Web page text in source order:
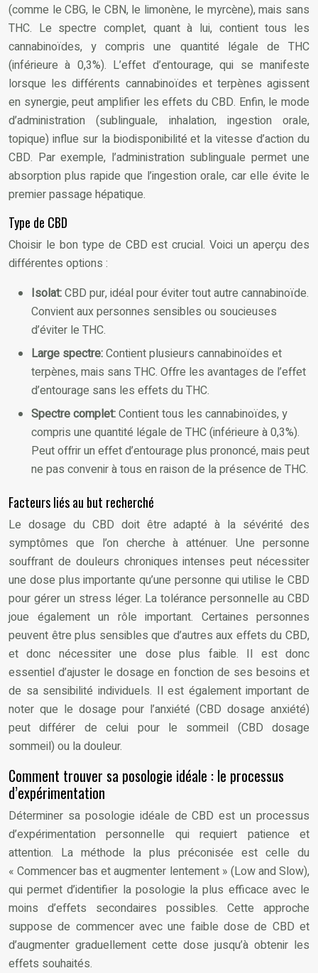
(comme le CBG, le CBN, le limonène, le myrcène), mais sans
THC. Le spectre complet, quant à lui, contient tous les
cannabinoïdes, y compris une quantité légale de THC
(inférieure à 0,3%). L’effet d’entourage, qui se manifeste
lorsque les différents cannabinoïdes et terpènes agissent
en synergie, peut amplifier les effets du CBD. Enfin, le mode
d’administration (sublinguale, inhalation, ingestion orale,
topique) influe sur la biodisponibilité et la vitesse d’action du
CBD. Par exemple, l’administration sublinguale permet une
absorption plus rapide que l’ingestion orale, car elle évite le
premier passage hépatique.
Type de CBD
Choisir le bon type de CBD est crucial. Voici un aperçu des
différentes options :
Isolat:CBD pur, idéal pour éviter tout autre cannabinoïde.
Convient aux personnes sensibles ou soucieuses
d’éviter le THC.
Large spectre:Contient plusieurs cannabinoïdes et
terpènes, mais sans THC. Offre les avantages de l’effet
d’entourage sans les effets du THC.
Spectre complet:Contient tous les cannabinoïdes, y
compris une quantité légale de THC (inférieure à 0,3%).
Peut offrir un effet d’entourage plus prononcé, mais peut
ne pas convenir à tous en raison de la présence de THC.
Facteurs liés au but recherché
Le dosage du CBD doit être adapté à la sévérité des
symptômes que l’on cherche à atténuer. Une personne
souffrant de douleurs chroniques intenses peut nécessiter
une dose plus importante qu’une personne qui utilise le CBD
pour gérer un stress léger. La tolérance personnelle au CBD
joue également un rôle important. Certaines personnes
peuvent être plus sensibles que d’autres aux effets du CBD,
et donc nécessiter une dose plus faible. Il est donc
essentiel d’ajuster le dosage en fonction de ses besoins et
de sa sensibilité individuels. Il est également important de
noter que le dosage pour l’anxiété (CBD dosage anxiété)
peut différer de celui pour le sommeil (CBD dosage
sommeil) ou la douleur.
Comment trouver sa posologie idéale : le processus
d’expérimentation
Déterminer sa posologie idéale de CBD est un processus
d’expérimentation personnelle qui requiert patience et
attention. La méthode la plus préconisée est celle du
« Commencer bas et augmenter lentement » (Low and Slow),
qui permet d’identifier la posologie la plus efficace avec le
moins d’effets secondaires possibles. Cette approche
suppose de commencer avec une faible dose de CBD et
d’augmenter graduellement cette dose jusqu’à obtenir les
effets souhaités.